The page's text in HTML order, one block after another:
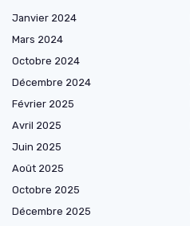
Janvier 2024
Mars 2024
Octobre 2024
Décembre 2024
Février 2025
Avril 2025
Juin 2025
Août 2025
Octobre 2025
Décembre 2025